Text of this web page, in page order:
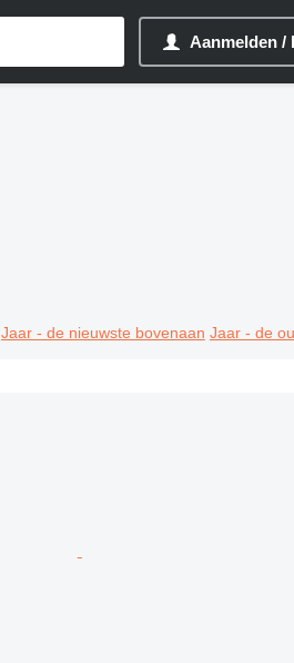
Aanmelden /
Jaar - de nieuwste bovenaan Jaar - de